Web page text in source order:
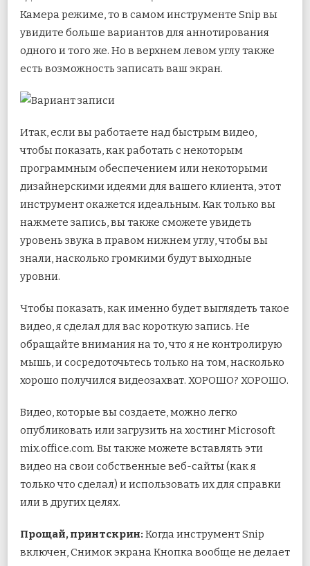
Камера режиме, то в самом инструменте Snip вы
увидите больше вариантов для аннотирования
одного и того же. Но в верхнем левом углу также
есть возможность записать ваш экран.
Итак, если вы работаете над быстрым видео,
чтобы показать, как работать с некоторым
программным обеспечением или некоторыми
дизайнерскими идеями для вашего клиента, этот
инструмент окажется идеальным. Как только вы
нажмете запись, вы также сможете увидеть
уровень звука в правом нижнем углу, чтобы вы
знали, насколько громкими будут выходные
уровни.
Чтобы показать, как именно будет выглядеть такое
видео, я сделал для вас короткую запись. Не
обращайте внимания на то, что я не контролирую
мышь, и сосредоточьтесь только на том, насколько
хорошо получился видеозахват. ХОРОШО? ХОРОШО.
Видео, которые вы создаете, можно легко
опубликовать или загрузить на хостинг Microsoft
mix.office.com. Вы также можете вставлять эти
видео на свои собственные веб-сайты (как я
только что сделал) и использовать их для справки
или в других целях.
Прощай, принтскрин: Когда инструмент Snip
включен, Снимок экрана Кнопка вообще не делает